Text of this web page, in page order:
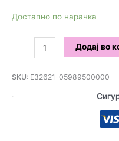
Достапно по нарачка
Интерактивен
Мастурбатор
количина
Додај во
SKU: E32621-05989500000